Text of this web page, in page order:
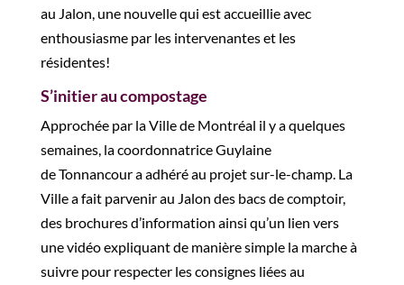
au Jalon , une nouvelle qui est accueillie avec
enthousiasmepar les intervenantes et les
résidentes!
S’initier au compostage
Approchée par la Ville de Montréal il y a quelques
semaines, la coordonnatrice Guylaine
deTonnancoura adhéré au projet sur-le-champ. La
Villea fait parvenirau Jalon des bacs de comptoir,
des brochures d’information ainsi qu’un lien vers
une vidéo expliquant de manière simple la marche à
suivre pour respecter les consignes liéesau